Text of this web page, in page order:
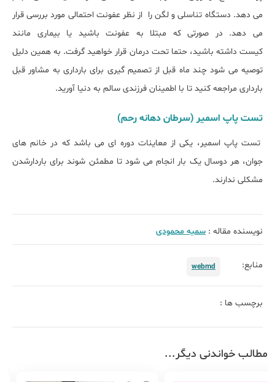
می دهد. دستگاه تناسلی و لگن را از نظر عفونت احتمالی مورد بررسی قرار
می دهد. در صورتی که مبتلا به عفونت باشید یا بیماری مانند
کیست داشته باشید، حتما تحت درمان قرار خواهید گرفت. به همین دلیل
توصیه می شود چند ماه قبل از تصمیم گیری برای بارداری به مشاور قبل
بارداری مراجعه کنید تا با اطمینان فرزندی سالم به دنیا آورید.
تست پاپ اسمیر (سرطان دهانه رحم)
تست پاپ اسمیر، یکی از معاینات دوره ای می باشد که در خانم های
جوان، هر دوسال یک بار انجام می شود تا مطمئن شوند برای باردارشدن
مشکلی ندارند.
نویسنده مقاله : سمیه محمودی
منابع: webmd
برچسب ها :
مطالب خواندنی دیگر...